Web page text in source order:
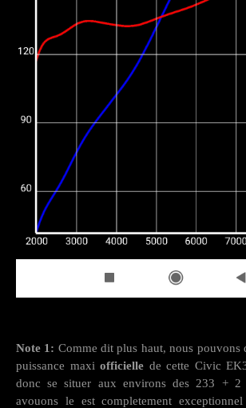
Note 1: Comme dit plus haut, nous pouvons
puissance maxi officielle de cette Civic
donc se situer aux environs des 233 +
avouons le est completement